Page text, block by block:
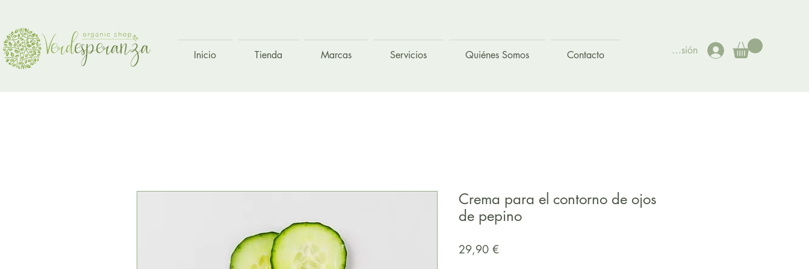
Inicio Tienda Marcas Servicios Quiénes Somos Contacto Iniciar sesión
Crema para el contorno de ojos
de pepino
29,90 €Precio